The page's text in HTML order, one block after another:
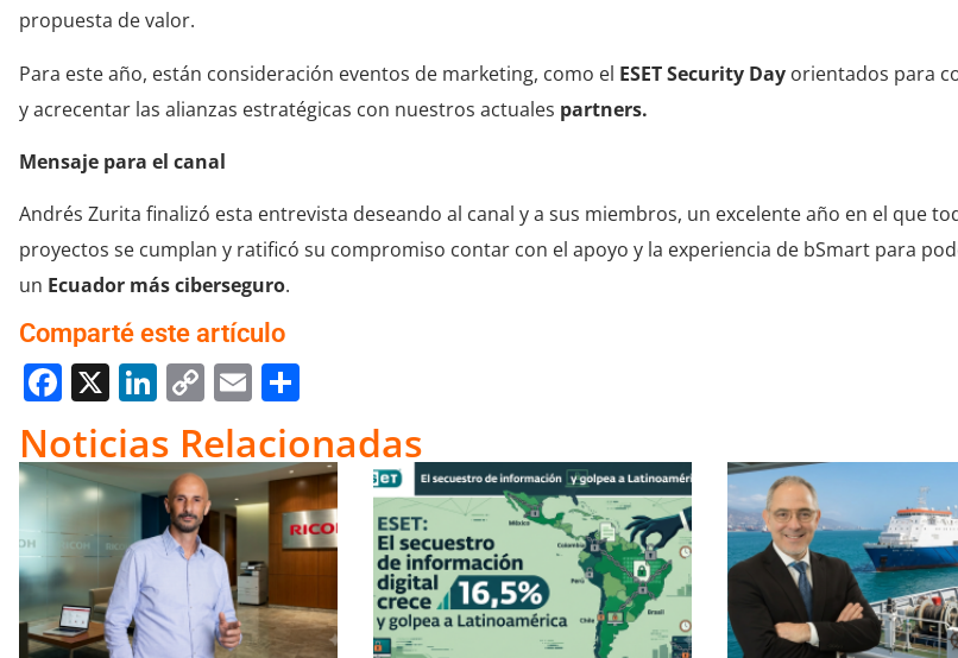
propuesta de valor.
Para este año, están consideración eventos de marketing, como el ESET Security Day orientados para
y acrecentar las alianzas estratégicas con nuestros actuales partners.
Mensaje para el canal
Andrés Zurita finalizó esta entrevista deseando al canal y a sus miembros, un excelente año en el que
proyectos se cumplan y ratificó su compromiso contar con el apoyo y la experiencia de bSmart para
un Ecuador más ciberseguro.
Comparté este artículo
Facebook
X LinkedIn
Copy
Link
Email
Noticias Relacionadas